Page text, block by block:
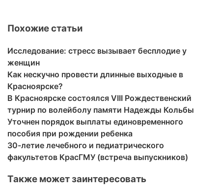
Похожие статьи
Исследование: стресс вызывает бесплодие у
женщин
Как нескучно провести длинные выходные в
Красноярске?
В Красноярске состоялся VIII Рождественский
турнир по волейболу памяти Надежды Кольбы
Уточнен порядок выплаты единовременного
пособия при рождении ребенка
30-летие лечебного и педиатрического
факультетов КрасГМУ (встреча выпускников)
Также может заинтересовать